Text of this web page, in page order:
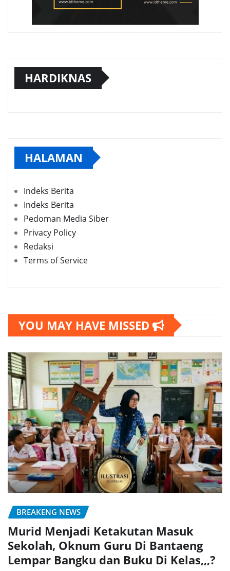
HARDIKNAS
HALAMAN
Indeks Berita
Indeks Berita
Pedoman Media Siber
Privacy Policy
Redaksi
Terms of Service
YOU MAY HAVE MISSED
BREAKENG NEWS
Murid Menjadi Ketakutan Masuk
Sekolah, Oknum Guru Di Bantaeng
Lempar Bangku dan Buku Di Kelas,,,?